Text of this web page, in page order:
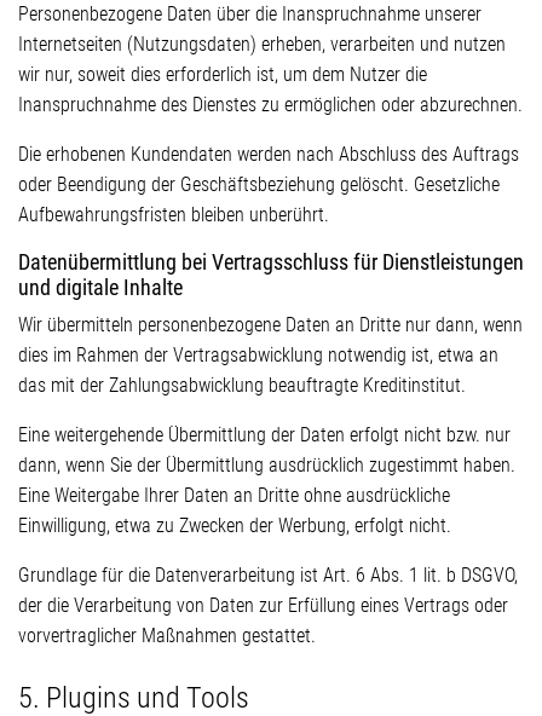
Personenbezogene Daten über die Inanspruchnahme unserer
Internetseiten (Nutzungsdaten) erheben, verarbeiten und nutzen
wir nur, soweit dies erforderlich ist, um dem Nutzer die
Inanspruchnahme des Dienstes zu ermöglichen oder abzurechnen.
Die erhobenen Kundendaten werden nach Abschluss des Auftrags
oder Beendigung der Geschäftsbeziehung gelöscht. Gesetzliche
Aufbewahrungsfristen bleiben unberührt.
Datenübermittlung bei Vertragsschluss für Dienstleistungen
und digitale Inhalte
Wir übermitteln personenbezogene Daten an Dritte nur dann, wenn
dies im Rahmen der Vertragsabwicklung notwendig ist, etwa an
das mit der Zahlungsabwicklung beauftragte Kreditinstitut.
Eine weitergehende Übermittlung der Daten erfolgt nicht bzw. nur
dann, wenn Sie der Übermittlung ausdrücklich zugestimmt haben.
Eine Weitergabe Ihrer Daten an Dritte ohne ausdrückliche
Einwilligung, etwa zu Zwecken der Werbung, erfolgt nicht.
Grundlage für die Datenverarbeitung ist Art. 6 Abs. 1 lit. b DSGVO,
der die Verarbeitung von Daten zur Erfüllung eines Vertrags oder
vorvertraglicher Maßnahmen gestattet.
5. Plugins und Tools